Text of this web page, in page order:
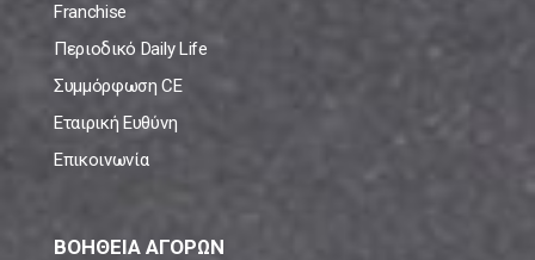
Franchise
Περιοδικό Daily Life
Συμμόρφωση CE
Εταιρική Ευθύνη
Επικοινωνία
ΒΟΗΘΕΙΑ ΑΓΟΡΩΝ